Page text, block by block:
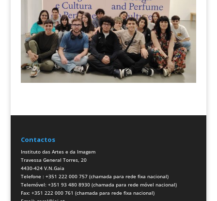
Contactos
Instituto das Artes e da Imagem
Travessa General Torres, 20
4430-424 V.N.Gaia
Telefone : +351 222 000 757 (chamada para rede fixa nacional)
Telemóvel: +351 93 480 8930 (chamada para rede móvel nacional)
Fax: +351 222 000 761 (chamada para rede fixa nacional)